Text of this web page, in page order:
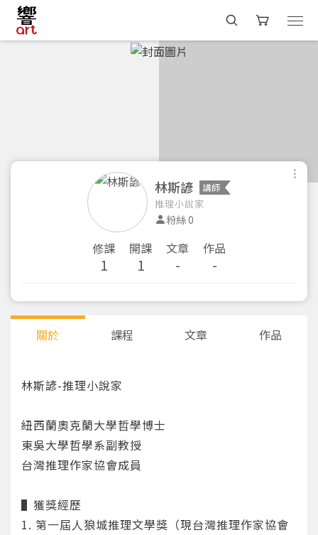
林斯諺 講師
推理小說家
粉絲 0
修課
1
開課
1
文章
-
作品
-
關於 課程 文章 作品
林斯諺-推理小說家
紐西蘭奧克蘭大學哲學博士
東吳大學哲學系副教授
台灣推理作家協會成員
▌獲獎經歷
1. 第一屆人狼城推理文學獎（現台灣推理作家協會